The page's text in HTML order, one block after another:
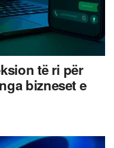
të ri për
bizneset e